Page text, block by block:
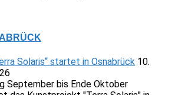
Solaris“ startet in Osnabrück 10.
September bis Ende Oktober